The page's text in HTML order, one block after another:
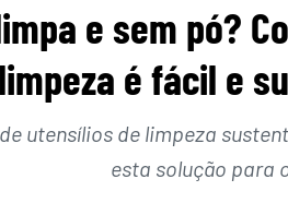
e sem pó?
limpeza é fácil e
utensílios de limpeza
esta solução para